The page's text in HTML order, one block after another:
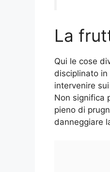
La
Qui le cose
disciplinato
intervenire
Non significa
pieno di
danneggiare